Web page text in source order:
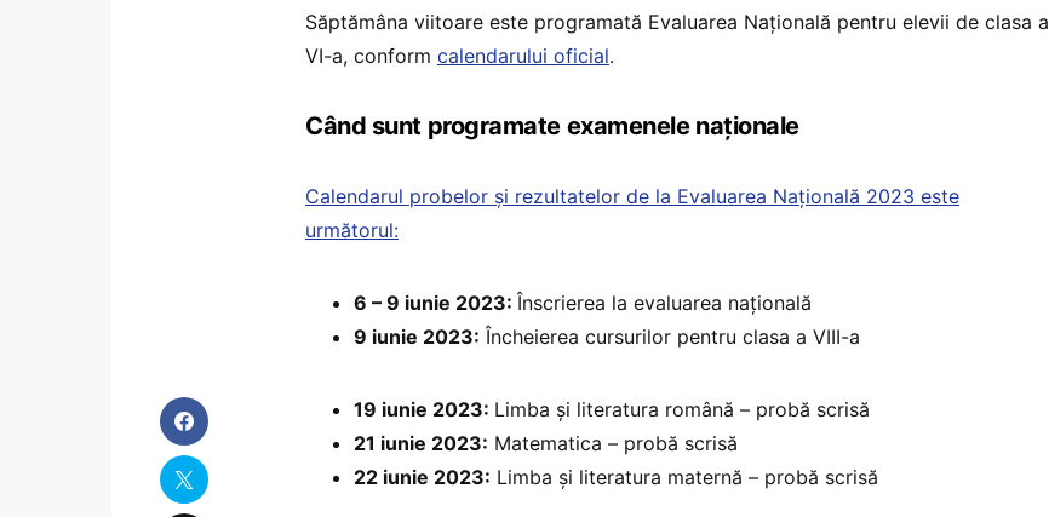
Săptămâna viitoare este programată Evaluarea Națională pentru elevii de clasa a
VI-a, conform calendarului oficial.
Când sunt programate examenele naționale
Calendarul probelor și rezultatelor de la Evaluarea Națională 2023 este
următorul:
6 – 9 iunie 2023: Înscrierea la evaluarea națională
9 iunie 2023: Încheierea cursurilor pentru clasa a VIII-a
19 iunie 2023: Limba și literatura română – probă scrisă
21 iunie 2023: Matematica – probă scrisă
22 iunie 2023: Limba și literatura maternă – probă scrisă